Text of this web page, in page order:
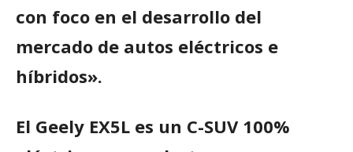
con foco en el desarrollo del
mercado de autos eléctricos e
híbridos».
El Geely EX5L es un C-SUV 100%